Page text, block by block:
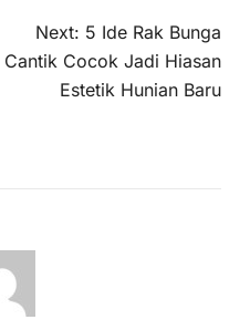
Next: 5 Ide Rak Bunga
Cantik Cocok Jadi Hiasan
Estetik Hunian Baru